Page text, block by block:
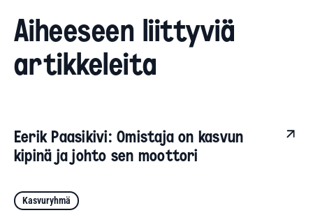
Aiheeseen liittyviä
artikkeleita
Eerik Paasikivi: Omistaja on kasvun
kipinä ja johto sen moottori
Kasvuryhmä